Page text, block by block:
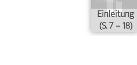
Einleitung
(S. 7 – 18)